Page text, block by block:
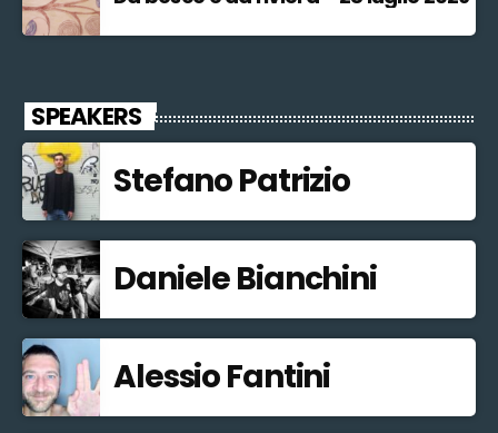
SPEAKERS
Stefano Patrizio
Daniele Bianchini
Alessio Fantini